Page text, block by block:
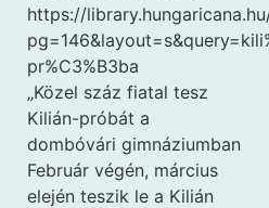
https://
pr%C3%B3ba
„Közel száz fiatal tesz
Kilián-próbát a
dombóvári gimnáziumban
Február végén, március
elején teszik le a Kilián